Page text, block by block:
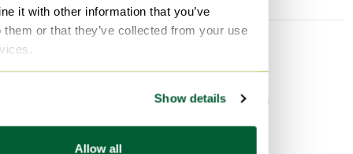
it with other information that you’ve
them or that they’ve collected from your use
Show details
Allow all
Esszimmerstühle Cruège